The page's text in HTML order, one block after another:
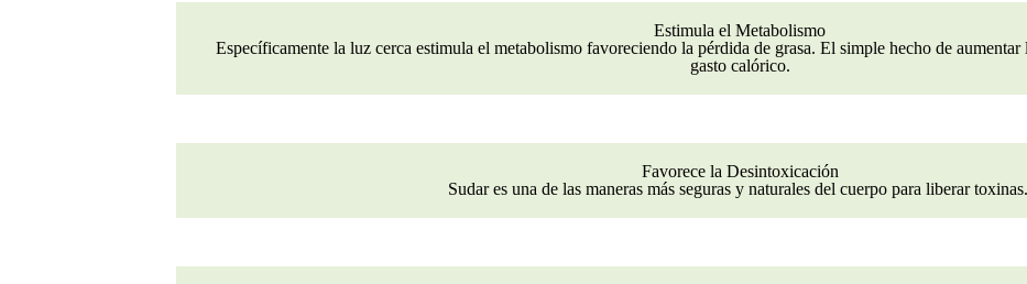
Estimula el Metabolismo
Específicamente la luz cerca estimula el metabolismo favoreciendo la pérdida de grasa. El simple hecho de aumentar
gasto calórico.
Favorece la Desintoxicación
Sudar es una de las maneras más seguras y naturales del cuerpo para liberar toxinas.